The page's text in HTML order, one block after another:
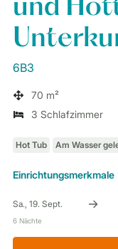
und
6B3
70 m²
3 Schlafzimmer
Einrichtungsmerkmale